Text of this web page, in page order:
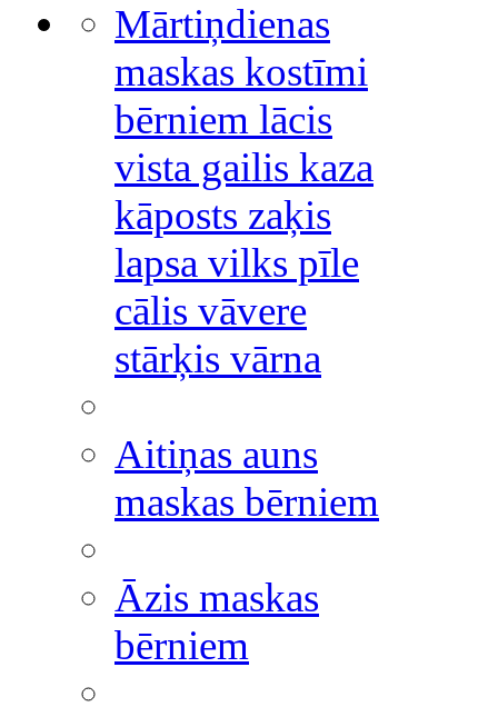
Mārtiņdienas
maskas kostīmi
bērniem lācis
vista gailis kaza
kāposts zaķis
lapsa vilks pīle
cālis vāvere
stārķis vārna
Aitiņas auns
maskas bērniem
Āzis maskas
bērniem